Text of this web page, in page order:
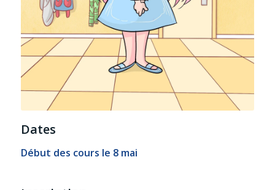
Dates
Début des cours le 8 mai